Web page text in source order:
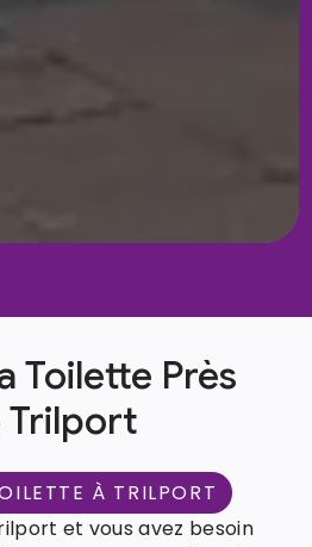
Toilette Près
Trilport
À TRILPORT
et vous avez besoin